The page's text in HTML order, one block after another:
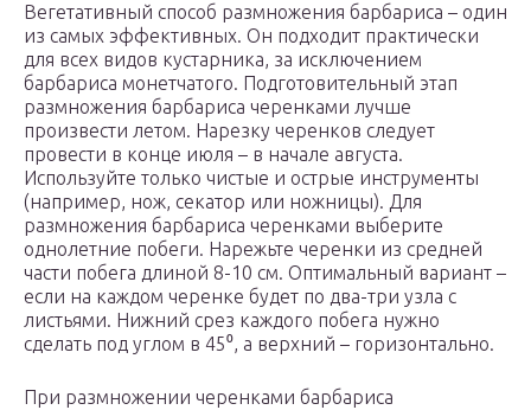
Вегетативный способ размножения барбариса – один
из самых эффективных. Он подходит практически
для всех видов кустарника, за исключением
барбариса монетчатого. Подготовительный этап
размножения барбариса черенками лучше
произвести летом. Нарезку черенков следует
провести в конце июля – в начале августа.
Используйте только чистые и острые инструменты
(например, нож, секатор или ножницы). Для
размножения барбариса черенками выберите
однолетние побеги. Нарежьте черенки из средней
части побега длиной 8-10 см. Оптимальный вариант –
если на каждом черенке будет по два-три узла с
листьями. Нижний срез каждого побега нужно
сделать под углом в 45⁰, а верхний – горизонтально.
При размножении черенками барбариса